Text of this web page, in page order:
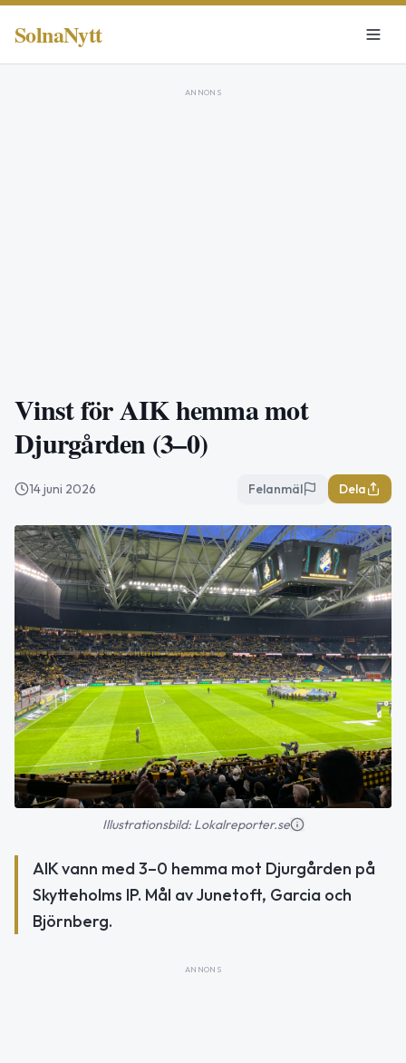
SolnaNytt
ANNONS
Vinst för AIK hemma mot
Djurgården (3–0)
14 juni 2026 Felanmäl Dela
Illustrationsbild: Lokalreporter.se
AIK vann med 3–0 hemma mot Djurgården på
Skytteholms IP. Mål av Junetoft, Garcia och
Björnberg.
ANNONS